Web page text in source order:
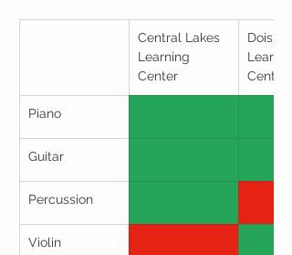
Central Lakes
Learning
Center
Dois
Center
Piano
Guitar
Percussion
Violin